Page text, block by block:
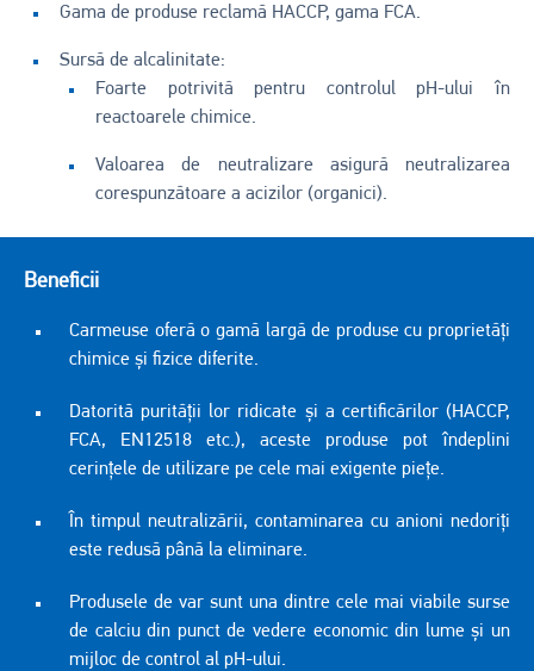
Gama de produse reclamă HACCP, gama FCA.
Sursă de alcalinitate:
Foarte potrivită pentru controlul pH-ului în
reactoarele chimice.
Valoarea de neutralizare asigură neutralizarea
corespunzătoare a acizilor (organici).
Beneficii
Carmeuse oferă o gamă largă de produse cu proprietăți
chimice și fizice diferite.
Datorită purității lor ridicate și a certificărilor (HACCP,
FCA, EN12518 etc.), aceste produse pot îndeplini
cerințele de utilizare pe cele mai exigente piețe.
În timpul neutralizării, contaminarea cu anioni nedoriți
este redusă până la eliminare.
Produsele de var sunt una dintre cele mai viabile surse
de calciu din punct de vedere economic din lume și un
mijloc de control al pH-ului.